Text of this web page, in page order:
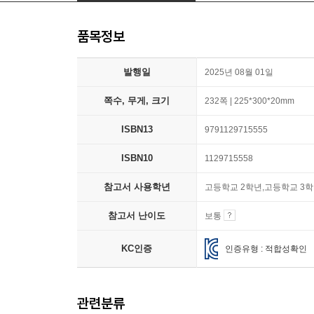
품목정보
발행일 2025년 08월 01일
쪽수, 무게, 크기 232쪽 | 225*300*20mm
ISBN13 9791129715555
ISBN10 1129715558
참고서 사용학년 고등학교 2학년,고등학교 3
참고서 난이도 보통
KC인증 인증유형 : 적합성확인
관련분류